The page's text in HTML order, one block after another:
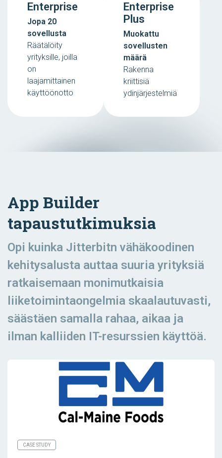
Enterprise
Jopa 20
sovellusta
Räätälöity
yrityksille, joilla
on
laajamittainen
käyttöönotto
Enterprise
Plus
Muokattu
sovellusten
määrä
Rakenna
kriittisiä
ydinjärjestelmiä
App Builder
tapaustutkimuksia
Opi kuinka Jitterbitn vähäkoodinen
kehitysalusta auttaa suuria yrityksiä
ratkaisemaan monimutkaisia ​​
liiketoimintaongelmia skaalautuvasti,
säästäen samalla rahaa, aikaa ja
ilman kalliiden IT-resurssien käyttöä.
CASE STUDY